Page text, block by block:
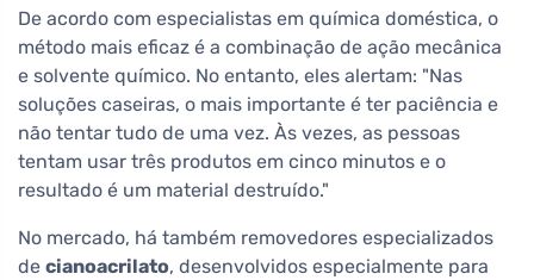
De acordo com especialistas em química doméstica, o
método mais eficaz é a combinação de ação mecânica
e solvente químico. No entanto, eles alertam: "Nas
soluções caseiras, o mais importante é ter paciência e
não tentar tudo de uma vez. Às vezes, as pessoas
tentam usar três produtos em cinco minutos e o
resultado é um material destruído."
No mercado, há também removedores especializados
de cianoacrilato, desenvolvidos especialmente para